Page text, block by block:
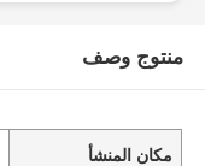
منتوج وصف
مكان المنشأ